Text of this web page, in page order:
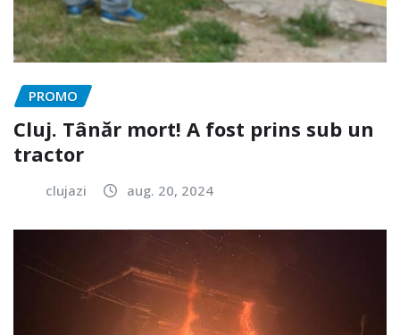
PROMO
Cluj. Tânăr mort! A fost prins sub un
tractor
clujazi aug. 20, 2024